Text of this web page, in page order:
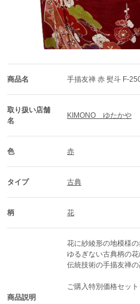
商品名 手描友禅 赤 熨斗 F-
取り扱い店舗
名
KIMONO　ゆたかや
色 赤
タイプ 古典
柄 花
商品説明
花に紗綾形の地模様の
ゆるぎない古典柄の
伝統技術の手描友禅の
ご購入特別価格セッ